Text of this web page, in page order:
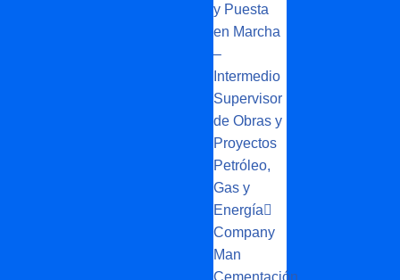
y Puesta
en Marcha
–
Intermedio
Supervisor
de Obras y
Proyectos
Petróleo,
Gas y
Energía
Company
Man
Cementación